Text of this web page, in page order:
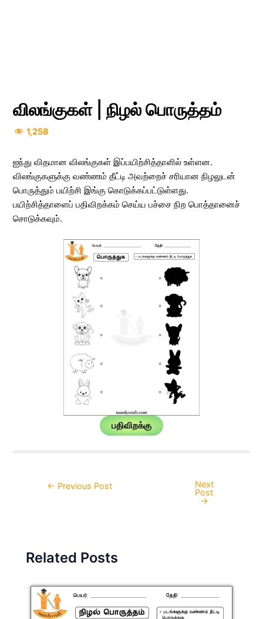
விலங்குகள் | நிழல் பொருத்தம்
1,258
ஐந்து விதமான விலங்குகள் இப்பயிற்சித்தாளில் உள்ளன.
விலங்குகளுக்கு வண்ணம் தீட்டி அவற்றைச் சரியான நிழலுடன்
பொருத்தும் பயிற்சி இங்கு கொடுக்கப்பட்டுள்ளது.
பயிற்சித்தாளைப் பதிவிறக்கம் செய்ய பச்சை நிற பொத்தானைச்
சொடுக்கவும்.
பதிவிறக்கு
Post← Previous Post Next
Post
→
Related Posts